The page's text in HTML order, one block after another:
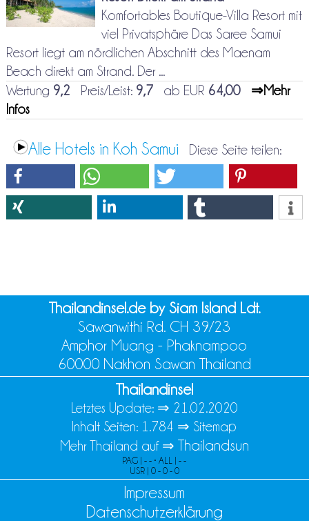
Komfortables Boutique-Villa Resort mit
viel Privatsphäre Das Saree Samui
Resort liegt am nördlichen Abschnitt des Maenam
Beach direkt am Strand. Der ...
Wertung 9,2 Preis/Leist: 9,7ab EUR 64,00
⇒Mehr
Infos
Alle Hotels in Koh Samui Diese Seite teilen:
Thailandinsel.de by Siam Island Ldt.
Sawanwithi Rd. CH 39/23
Amphor Muang - Phaknampoo
60000 Nakhon Sawan Thailand
Thailandinsel
Letztes Update: ⇒ 21.02.2020
Inhalt Seiten: 1.784 ⇒ Sitemap
Mehr Thailand auf ⇒ Thailandsun
PAG | - - • ALL | - -
USR | 0 - 0 - 0
Impressum
Datenschutzerklärung